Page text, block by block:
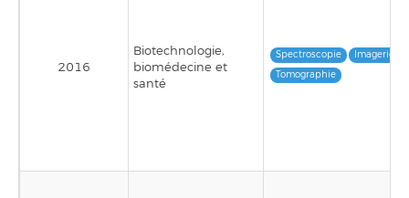
2016
Biotechnologie,
biomédecine et
santé
Spectroscopie
Imagerie
Tomographie